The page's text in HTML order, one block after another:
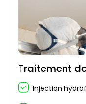
Traitement
Injection